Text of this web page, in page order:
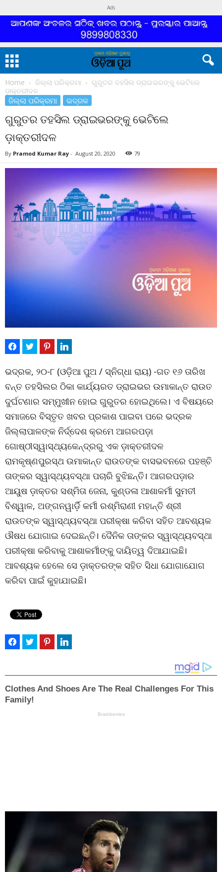
Ads
Home ଜିଲ୍ଲା ପରିକ୍ରମା
ଗୁରୁତର ତହସିଲ ଡ୍ରାଇଭରଙ୍କୁ ଭେଟିଲେ
ଡ଼ାକ୍ତରୀଦଳ
ଜିଲ୍ଲା ପରିକ୍ରମା ଭଦ୍ରକ
ଗୁରୁତର ତହସିଲ ଡ୍ରାଇଭରଙ୍କୁ ଭେଟିଲେ
ଡ଼ାକ୍ତରୀଦଳ
By Pramod Kumar Ray - August 20, 2020 79
ଭଦ୍ରକ, ୨୦-୮ (ଓଡ଼ିଆ ପୁଅ / ସ୍ନିଗ୍ଧା ରାୟ) -ଗତ ୧୬ ତାରିଖ
ବନ୍ତ ତହସିଲର ଠିକା କାର୍ଯ୍ୟରତ ଡ୍ରାଇଭର ଉମାକାନ୍ତ ରାଉତ
ଦୁର୍ଘଟଣାର ସମ୍ମୁଖୀନ ହୋଇ ଗୁରୁତର ହୋଇଥିଲେ। ଏ ବିଷୟରେ
ସମାଜରେ ବିସ୍ତୃତ ଖବର ପ୍ରକାଶ ପାଇବା ପରେ ଭଦ୍ରକ
ଜିଲ୍ଲାପାଳଙ୍କ ନିର୍ଦ୍ଦେଶ କ୍ରମେ ଆଗରପଡ଼ା
ଗୋଷ୍ଠୀସ୍ୱାସ୍ଥ୍ୟକେନ୍ଦ୍ରରୁ ଏକ ଡ଼ାକ୍ତରୀଦଳ
ରାମକୃଷ୍ଣପୁରସ୍ଥ ଉମାକାନ୍ତ ରାଉତଙ୍କ ବାସଭବନରେ ପହଞ୍ଚି
ତାଙ୍କର ସ୍ୱାସ୍ଥ୍ୟବସ୍ଥା ପଚାରି ବୁଝିଛନ୍ତି। ଆଗରପଡ଼ାର
ଆୟୁଷ ଡ଼ାକ୍ତର ସଶ୍ମିତା ଜେନା, କୁଣ୍ଡଳା ଆଶାକର୍ମୀ ସୁମତୀ
ବିଶ୍ୱାଳ, ଅଙ୍ଗନୱାର୍ଡ଼ି କର୍ମୀ ରଶ୍ମିରାଣୀ ମହାନ୍ତି ଶ୍ରୀ
ରାଉତଙ୍କ ସ୍ୱାସ୍ଥ୍ୟବସ୍ଥା ପରୀକ୍ଷା କରିବା ସହିତ ଆବଶ୍ୟକ
ଔଷଧ ଯୋଗାଇ ଦେଇଛନ୍ତି। ଦୈନିକ ତାଙ୍କର ସ୍ୱାସ୍ଥ୍ୟବସ୍ଥା
ପରୀକ୍ଷା କରିବାକୁ ଆଶାକର୍ମୀଙ୍କୁ ଦାୟିତ୍ୱ ଦିଆଯାଇଛି।
ଆବଶ୍ୟକ ହେଲେ ସେ ଡ଼ାକ୍ତରଙ୍କ ସହିତ ସିଧା ଯୋଗାଯୋଗ
କରିବା ପାଇଁ କୁହାଯାଇଛି।